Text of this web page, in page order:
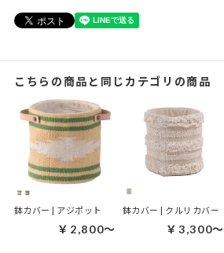
こちらの商品と同じカテゴリの商品
鉢カバー | アジポット
￥2,800～
鉢カバー | クルリカバー
￥3,300～